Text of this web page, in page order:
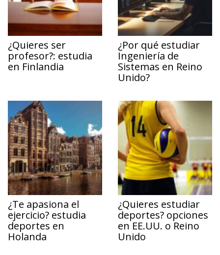
¿Quieres ser
profesor?: estudia
en Finlandia
¿Por qué estudiar
Ingeniería de
Sistemas en Reino
Unido?
¿Te apasiona el
ejercicio? estudia
deportes en
Holanda
¿Quieres estudiar
deportes? opciones
en EE.UU. o Reino
Unido